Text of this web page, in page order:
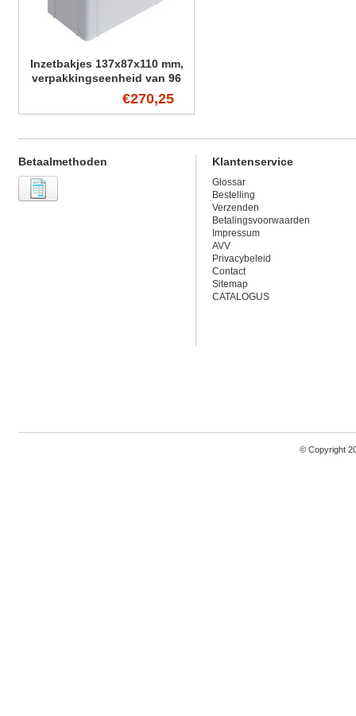
Inzetbakjes 137x87x110 mm,
verpakkingseenheid van 96
stuks (VE)€270,25
Betaalmethoden Klantenservice
Glossar
Bestelling
Verzenden
Betalingsvoorwaarden
Impressum
AVV
Privacybeleid
Contact
Sitemap
CATALOGUS
© Copyright